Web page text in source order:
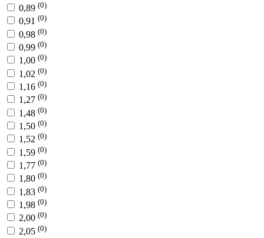
0,89 (0)
0,91 (0)
0,98 (0)
0,99 (0)
1,00 (0)
1,02 (0)
1,16 (0)
1,27 (0)
1,48 (0)
1,50 (0)
1,52 (0)
1,59 (0)
1,77 (0)
1,80 (0)
1,83 (0)
1,98 (0)
2,00 (0)
2,05 (0)